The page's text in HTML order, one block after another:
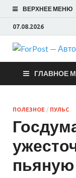
ВЕРХНЕЕ МЕНЮ
07.08.2026
ГЛАВНОЕ
ПОЛЕЗНОЕ / ПУЛЬС
пьяную